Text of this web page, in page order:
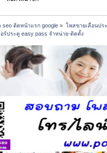
seo ติดหน้าแรก google » โพสขายเลื่อนปร
ร์ประตู easy pass จำหน่าย-ติดตั้ง